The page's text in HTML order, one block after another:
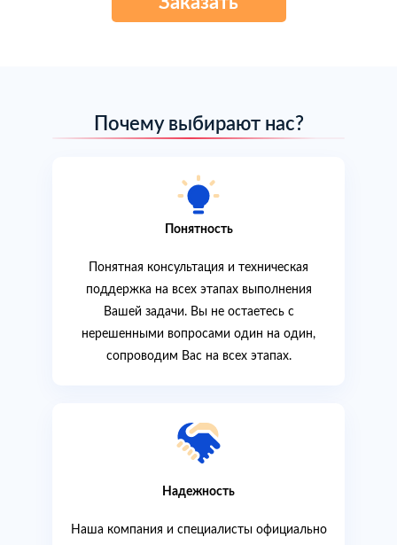
Почему выбирают нас?
Понятность
Понятная консультация и техническая
поддержка на всех этапах выполнения
Вашей задачи. Вы не остаетесь с
нерешенными вопросами один на один,
сопроводим Вас на всех этапах.
Надежность
Наша компания и специалисты официально